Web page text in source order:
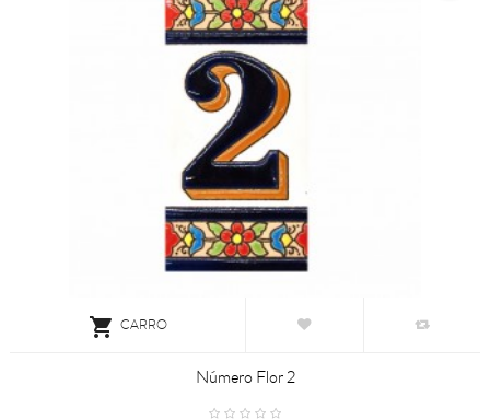
 CARRO
Número Flor 2